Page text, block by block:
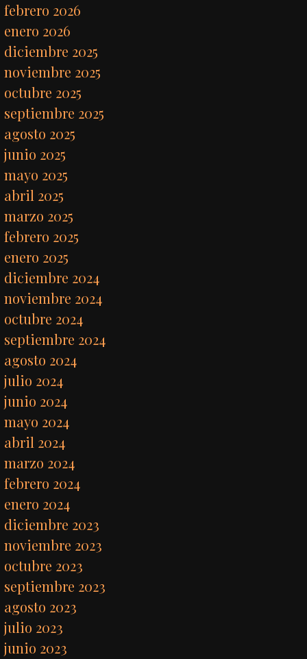
febrero 2026
enero 2026
diciembre 2025
noviembre 2025
octubre 2025
septiembre 2025
agosto 2025
junio 2025
mayo 2025
abril 2025
marzo 2025
febrero 2025
enero 2025
diciembre 2024
noviembre 2024
octubre 2024
septiembre 2024
agosto 2024
julio 2024
junio 2024
mayo 2024
abril 2024
marzo 2024
febrero 2024
enero 2024
diciembre 2023
noviembre 2023
octubre 2023
septiembre 2023
agosto 2023
julio 2023
junio 2023